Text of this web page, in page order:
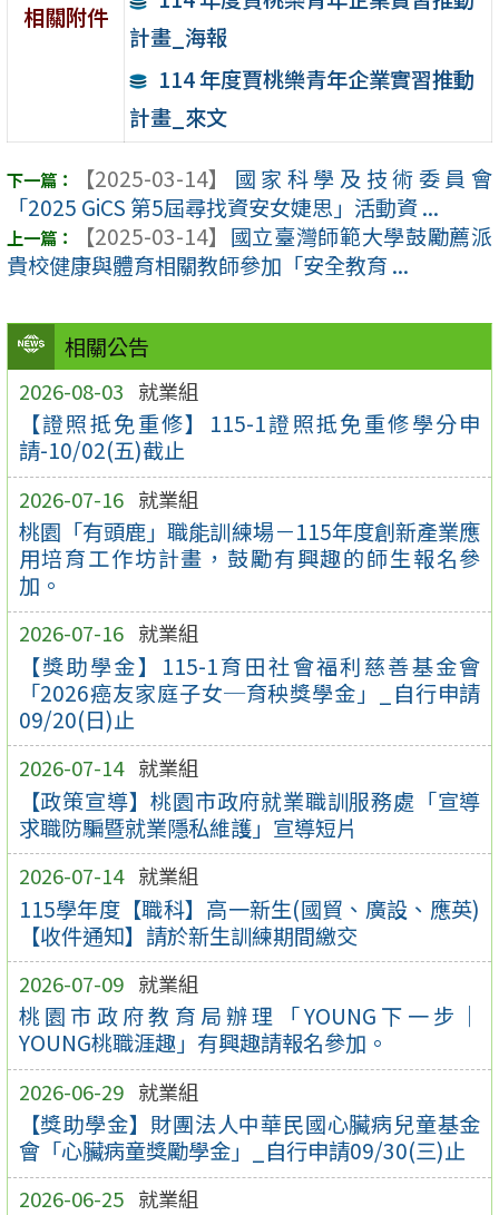
相關公告
2026-08-03 就業組
【證照抵免重修】115-1證照抵免重修學分申
請-10/02(五)截止
2026-07-16 就業組
桃園「有頭鹿」職能訓練場－115年度創新產業應
用培育工作坊計畫，鼓勵有興趣的師生報名參
加。
2026-07-16 就業組
【獎助學金】115-1育田社會福利慈善基金會
「2026癌友家庭子女─育秧獎學金」_自行申請
09/20(日)止
2026-07-14 就業組
【政策宣導】桃園市政府就業職訓服務處「宣導
求職防騙暨就業隱私維護」宣導短片
2026-07-14 就業組
115學年度【職科】高一新生(國貿、廣設、應英)
【收件通知】請於新生訓練期間繳交
2026-07-09 就業組
桃園市政府教育局辦理「YOUNG下一步｜
YOUNG桃職涯趣」有興趣請報名參加。
2026-06-29 就業組
【獎助學金】財團法人中華民國心臟病兒童基金
會「心臟病童獎勵學金」_自行申請09/30(三)止
2026-06-25 就業組
相關附件
計畫_海報
114 年度賈桃樂青年企業實習推動
計畫_來文
【2025-03-14】
國家科學及技術委員會
「2025 GiCS 第5屆尋找資安女婕思」活動資 ...
【2025-03-14】 國立臺灣師範大學鼓勵薦派
貴校健康與體育相關教師參加「安全教育 ...